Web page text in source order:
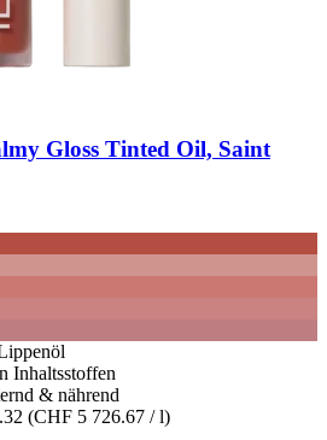
Gloss Tinted Oil, Saint
Inhaltsstoffen
& nährend
(CHF 5 726.67 / l)